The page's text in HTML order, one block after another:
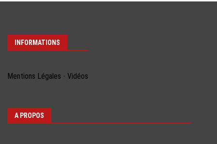
INFORMATIONS
Mentions Légales - Vidéos
A PROPOS